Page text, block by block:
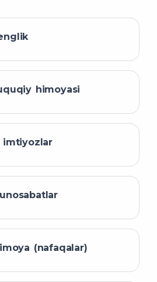
himoyasi
imtiyozlar
(nafaqalar)